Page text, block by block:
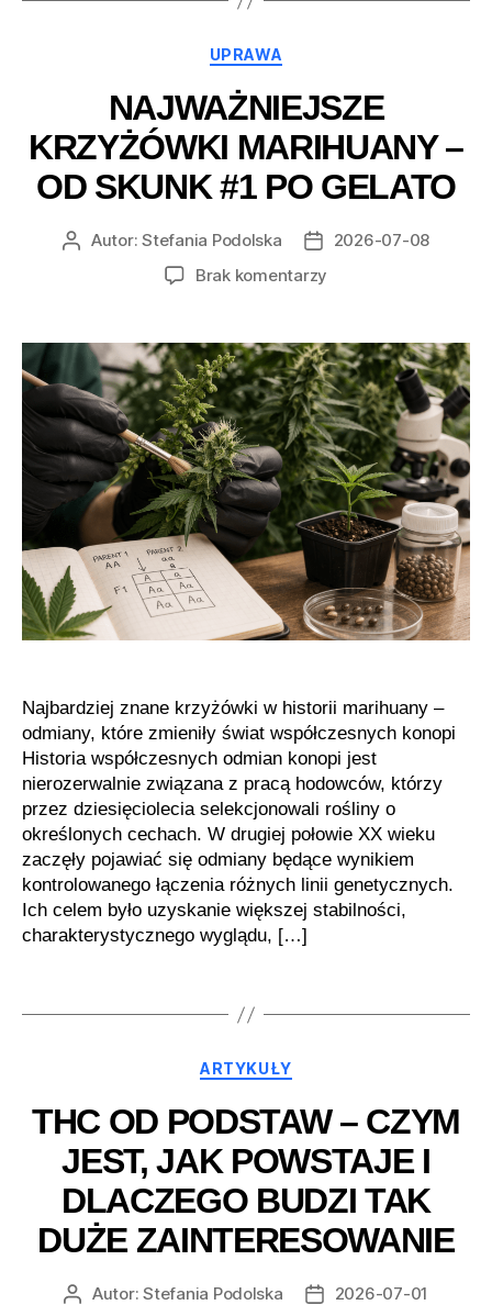
Kategorie
UPRAWA
NAJWAŻNIEJSZE
KRZYŻÓWKI MARIHUANY –
OD SKUNK #1 PO GELATO
AutorAutor:Stefania Podolska
Data2026-07-08
Brak komentarzy
marihuany
–
od
Skunk
#1
po
Gelato
Najbardziej znane krzyżówki w historii marihuany –
odmiany, które zmieniły świat współczesnych konopi
Historia współczesnych odmian konopi jest
nierozerwalnie związana z pracą hodowców, którzy
przez dziesięciolecia selekcjonowali rośliny o
określonych cechach. W drugiej połowie XX wieku
zaczęły pojawiać się odmiany będące wynikiem
kontrolowanego łączenia różnych linii genetycznych.
Ich celem było uzyskanie większej stabilności,
charakterystycznego wyglądu, […]
Kategorie
ARTYKUŁY
THC OD PODSTAW – CZYM
JEST, JAK POWSTAJE I
DLACZEGO BUDZI TAK
DUŻE ZAINTERESOWANIE
AutorAutor:Stefania Podolska
Data2026-07-01